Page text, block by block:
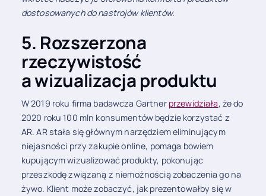
dostosowanych do nastrojów klientów.
5. Rozszerzona
rzeczywistość
a wizualizacja produktu
W 2019 roku firma badawcza Gartner przewidziała, że do
2020 roku 100 mln konsumentów będzie korzystać z
AR. AR stała się głównym narzędziem eliminującym
niejasności przy zakupie online, pomaga bowiem
kupującym wizualizować produkty, pokonując
przeszkodę związaną z niemożnością zobaczenia go na
żywo. Klient może zobaczyć, jak prezentowałby się w